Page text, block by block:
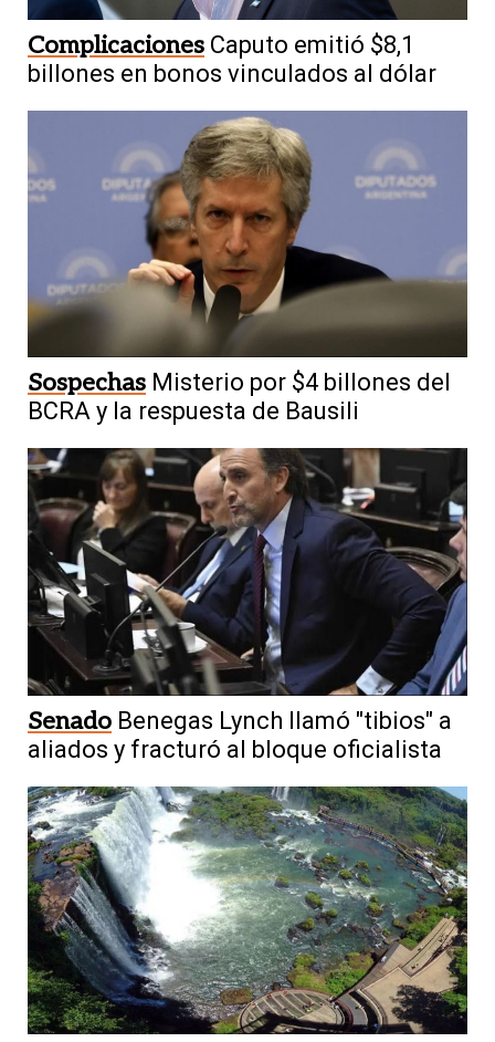
Complicaciones Caputo emitió $8,1
billones en bonos vinculados al dólar
Sospechas Misterio por $4 billones del
BCRA y la respuesta de Bausili
Senado Benegas Lynch llamó "tibios" a
aliados y fracturó al bloque oficialista